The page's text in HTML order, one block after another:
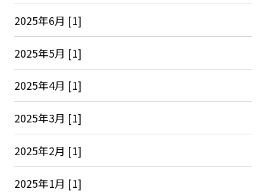
2025年6月 [1]
2025年5月 [1]
2025年4月 [1]
2025年3月 [1]
2025年2月 [1]
2025年1月 [1]